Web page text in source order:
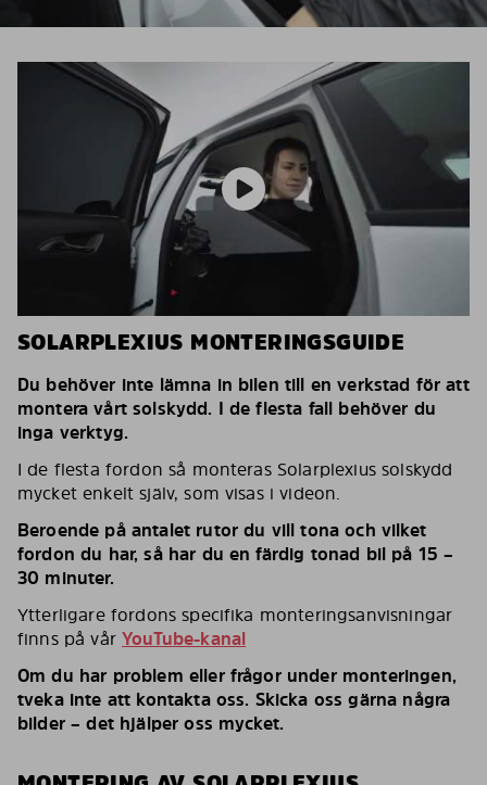
SOLARPLEXIUS MONTERINGSGUIDE
Du behöver inte lämna in bilen till en verkstad för att
montera vårt solskydd. I de flesta fall behöver du
inga verktyg.
I de flesta fordon så monteras Solarplexius solskydd
mycket enkelt själv, som visas i videon.
Beroende på antalet rutor du vill tona och vilket
fordon du har, så har du en färdig tonad bil på 15 –
30 minuter.
Ytterligare fordons specifika monteringsanvisningar
finns på vårYouTube-kanal
Om du har problem eller frågor under monteringen,
tveka inte att kontakta oss. Skicka oss gärna några
bilder – det hjälper oss mycket.